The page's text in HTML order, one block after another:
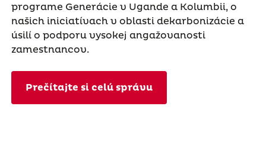
programe Generácie v Ugande a Kolumbii, o
našich iniciatívach v oblasti dekarbonizácie a
úsilí o podporu vysokej angažovanosti
zamestnancov.
Prečítajte si celú správu